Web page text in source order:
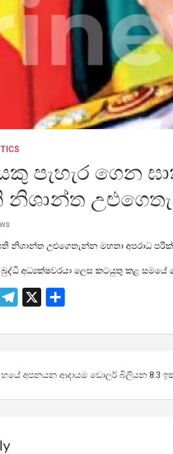
පැහැර ගෙන
නිශාන්ත
නිශාන්ත උළුගෙතැන්න මහතා අපරාධ
අධ්‍යක්ෂවරයා ලෙස කටයුතු කළ සමයේ
T
e
a
X
ar
හයේ අපනයන ආදායම ඩොලර් බිලියන 8.3